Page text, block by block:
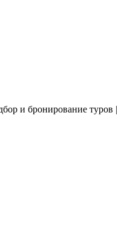
и бронирование туров |